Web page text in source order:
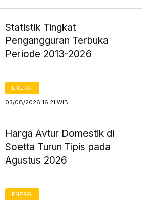
Statistik Tingkat
Pengangguran Terbuka
Periode 2013-2026
ENERGI
03/08/2026 16:21 WIB
Harga Avtur Domestik di
Soetta Turun Tipis pada
Agustus 2026
ENERGI